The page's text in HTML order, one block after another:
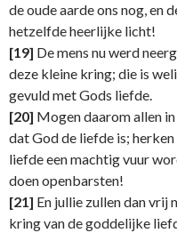
de oude aarde ons nog, en
hetzelfde heerlijke licht!
[19] De mens nu werd
deze kleine kring; die is
gevuld met Gods liefde.
[20] Mogen daarom allen
dat God de liefde is;
liefde een machtig vuur
doen openbarsten!
[21] En jullie zullen dan vrij
kring van de goddelijke